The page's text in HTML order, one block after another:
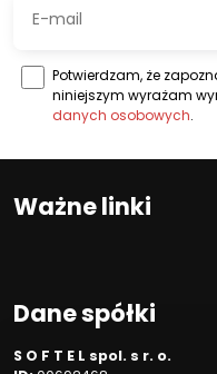
Potwierdzam, że
niniejszym wyrażam
danych osobowych.
Ważne linki
Dane spółki
S O F T E L spol. s r. o.